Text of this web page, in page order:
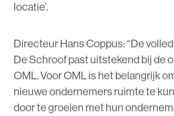
locatie’.
Directeur Hans Coppus: “De
De Schroof past uitstekend bij de
OML. Voor OML is het belangrijk
nieuwe ondernemers ruimte te
door te groeien met hun